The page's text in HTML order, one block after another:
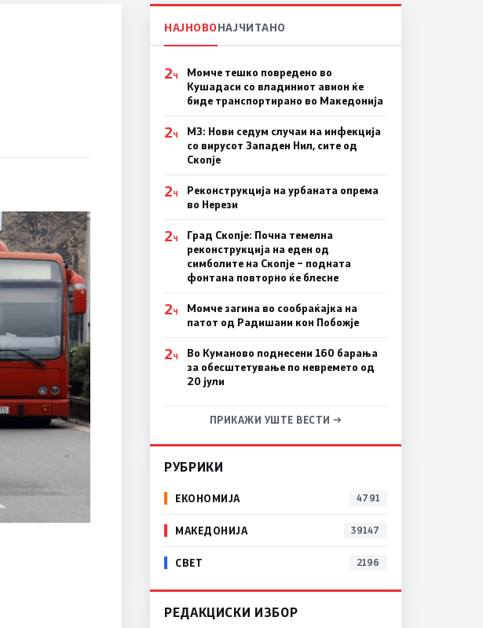
НАЈНОВОНАЈЧИТАНО
2Ч
Момче тешко повредено во
Кушадаси со владиниот авион ќе
биде транспортирано во Македонија
2Ч
МЗ: Нови седум случаи на инфекција
со вирусот Западен Нил, сите од
Скопје
2Ч
Реконструкција на урбаната опрема
во Нерези
2Ч
Град Скопје: Почна темелна
реконструкција на еден од
симболите на Скопје – подната
фонтана повторно ќе блесне
2Ч
Момче загина во сообраќајка на
патот од Радишани кон Побожје
2Ч
Во Куманово поднесени 160 барања
за обесштетување по невремето од
20 јули
ПРИКАЖИ УШТЕ ВЕСТИ →
РУБРИКИ
ЕКОНОМИЈА 4791
МАКЕДОНИЈА 39147
СВЕТ 2196
РЕДАКЦИСКИ ИЗБОР